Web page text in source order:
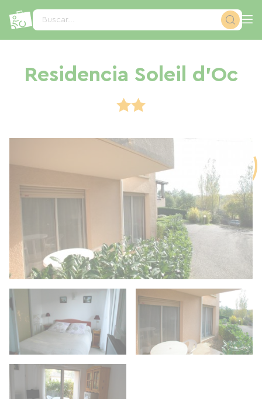
Buscar...
Residencia Soleil d'Oc
Panel de gestión de cookies